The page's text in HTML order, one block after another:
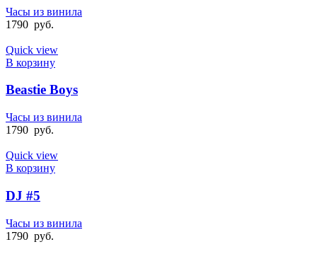
Часы из винила
1790 руб.
Quick view
В корзину
Beastie Boys
Часы из винила
1790 руб.
Quick view
В корзину
DJ #5
Часы из винила
1790 руб.